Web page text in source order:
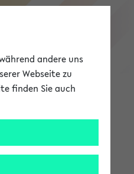
andere uns
Webseite zu
finden Sie auch